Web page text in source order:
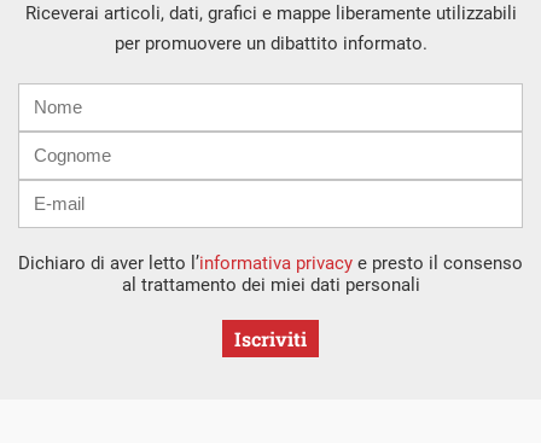
Riceverai articoli, dati, grafici e mappe liberamente utilizzabili
per promuovere un dibattito informato.
mail
Dichiaro di aver letto l’informativa privacy e presto il consenso
al trattamento dei miei dati personali
Iscriviti